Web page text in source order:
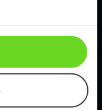
mano y ocasión
por